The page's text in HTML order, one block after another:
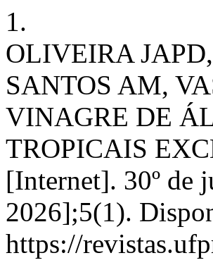
1.
OLIVEIRA
SANTOS AM,
VINAGRE DE
TROPICAIS
[Internet]. 30º de
2026];5(1).
https://